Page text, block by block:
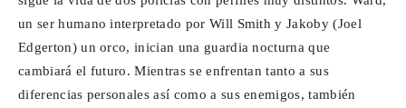
un ser humano interpretado por Will Smith y Jakoby (Joel
Edgerton) un orco, inician una guardia nocturna que
cambiará el futuro. Mientras se enfrentan tanto a sus
diferencias personales así como a sus enemigos, también